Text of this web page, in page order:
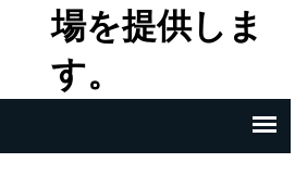
場を提供しま
す。